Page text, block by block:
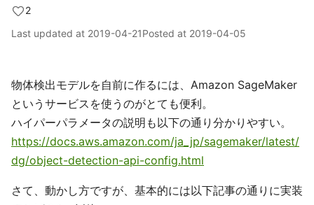
2
Last updated at 2019-04-21Posted at 2019-04-05
物体検出モデルを自前に作るには、Amazon SageMaker
というサービスを使うのがとても便利。
ハイパーパラメータの説明も以下の通り分かりやすい。
https://docs.aws.amazon.com/ja_jp/sagemaker/latest/
dg/object-detection-api-config.html
さて、動かし方ですが、基本的には以下記事の通りに実装